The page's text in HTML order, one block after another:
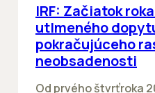
IRF: Začiatok
utlmeného
pokračujúceho
neobsadenosti
Od prvého štvrťroka